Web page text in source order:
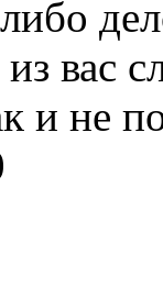
вас
и не